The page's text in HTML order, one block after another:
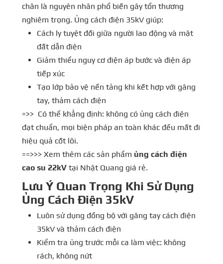
chân là nguyên nhân phổ biến gây tổn thương
nghiêm trọng. Ủng cách điện 35kV giúp:
Cách ly tuyệt đối giữa người lao động và mặt
đất dẫn điện
Giảm thiểu nguy cơ điện áp bước và điện áp
tiếp xúc
Tạo lớp bảo vệ nền tảng khi kết hợp với găng
tay, thảm cách điện
=>> Có thể khẳng định: không có ủng cách điện
đạt chuẩn, mọi biện pháp an toàn khác đều mất đi
hiệu quả cốt lõi.
==>>> Xem thêm các sản phẩm ủng cách điện
cao su 22kV tại Nhật Quang giá rẻ.
Lưu Ý Quan Trọng Khi Sử Dụng
Ủng Cách Điện 35kV
Luôn sử dụng đồng bộ với găng tay cách điện
35kV và thảm cách điện
Kiểm tra ủng trước mỗi ca làm việc: không
rách, không nứt